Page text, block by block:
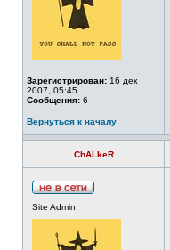
Зарегистрирован: 16 дек
2007, 05:45
Сообщения: 6
Вернуться к началу
ChALkeR
Site Admin